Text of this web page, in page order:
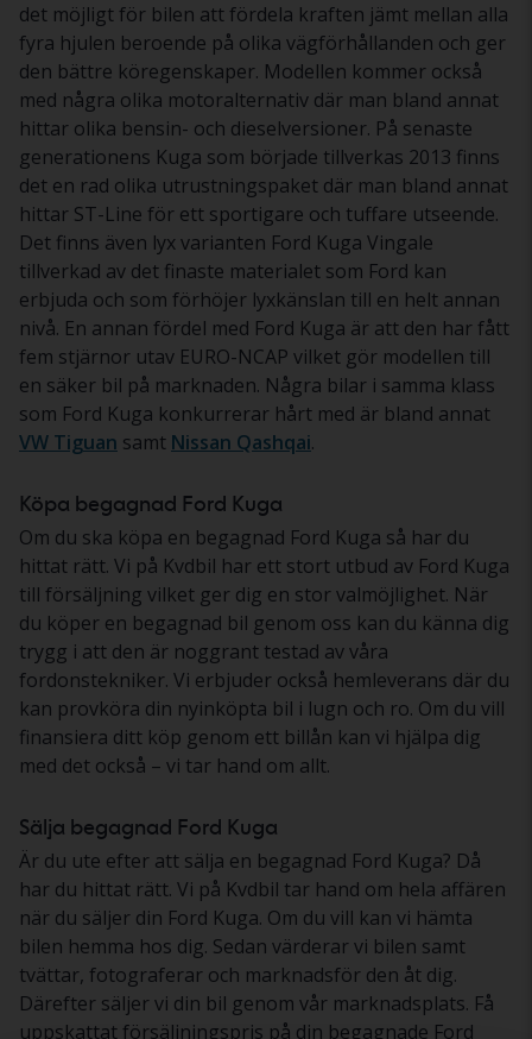
det möjligt för bilen att fördela kraften jämt mellan alla
fyra hjulen beroende på olika vägförhållanden och ger
den bättre köregenskaper. Modellen kommer också
med några olika motoralternativ där man bland annat
hittar olika bensin- och dieselversioner. På senaste
generationens Kuga som började tillverkas 2013 finns
det en rad olika utrustningspaket där man bland annat
hittar ST-Line för ett sportigare och tuffare utseende.
Det finns även lyx varianten Ford Kuga Vingale
tillverkad av det finaste materialet som Ford kan
erbjuda och som förhöjer lyxkänslan till en helt annan
nivå. En annan fördel med Ford Kuga är att den har fått
fem stjärnor utav EURO-NCAP vilket gör modellen till
en säker bil på marknaden. Några bilar i samma klass
som Ford Kuga konkurrerar hårt med är bland annat
VW Tiguan samt Nissan Qashqai.
Köpa begagnad Ford Kuga
Om du ska köpa en begagnad Ford Kuga så har du
hittat rätt. Vi på Kvdbil har ett stort utbud av Ford Kuga
till försäljning vilket ger dig en stor valmöjlighet. När
du köper en begagnad bil genom oss kan du känna dig
trygg i att den är noggrant testad av våra
fordonstekniker. Vi erbjuder också hemleverans där du
kan provköra din nyinköpta bil i lugn och ro. Om du vill
finansiera ditt köp genom ett billån kan vi hjälpa dig
med det också – vi tar hand om allt.
Sälja begagnad Ford Kuga
Är du ute efter att sälja en begagnad Ford Kuga? Då
har du hittat rätt. Vi på Kvdbil tar hand om hela affären
när du säljer din Ford Kuga. Om du vill kan vi hämta
bilen hemma hos dig. Sedan värderar vi bilen samt
tvättar, fotograferar och marknadsför den åt dig.
Därefter säljer vi din bil genom vår marknadsplats. Få
uppskattat försäljningspris på din begagnade Ford